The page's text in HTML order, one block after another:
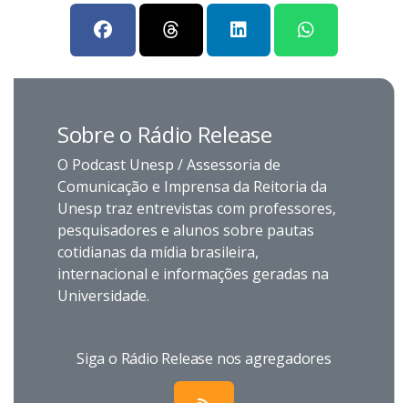
Sobre o Rádio Release
O Podcast Unesp / Assessoria de
Comunicação e Imprensa da Reitoria da
Unesp traz entrevistas com professores,
pesquisadores e alunos sobre pautas
cotidianas da mídia brasileira,
internacional e informações geradas na
Universidade.
Siga o Rádio Release nos agregadores